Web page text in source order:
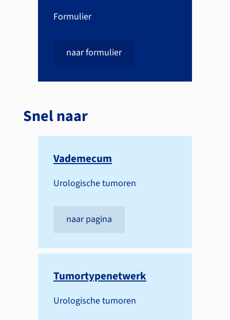
Formulier
naar formulier
Snel naar
Vademecum
Urologische tumoren
naar pagina
Tumortypenetwerk
Urologische tumoren